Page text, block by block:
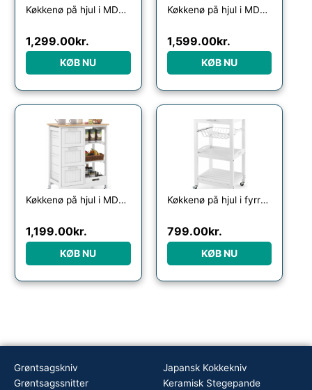
Køkkenø på hjul i MDF og gummitræ H90 x B73 x D48 cm – Sort/Natur
1,299.00kr.
KØB NU
Køkkenø på hjul i MDF og fyrretræ H90 x B100 + 11,5 x D48 cm – Hvid/Natur
1,599.00kr.
KØB NU
Køkkenø på hjul i MDF og fyrretræ H83,5 x B67 x D37 cm – Hvid/Natur
1,199.00kr.
KØB NU
Køkkenø på hjul i fyrretræ og rustfri stål H85 x B47 x D39 cm – Hvid/Stål
799.00kr.
KØB NU
Grøntsagskniv
Grøntsagssnitter
Japansk Kokkekniv
Keramisk Stegepande